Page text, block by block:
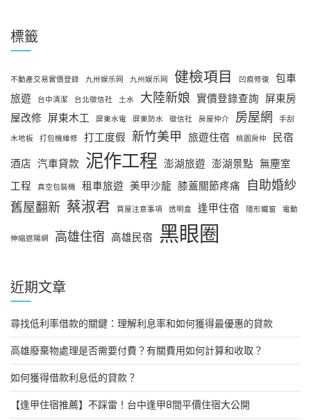
標籤
不動產交易實價登錄 九卅娱乐网 九州娱乐网 健檢項目 凹痕修復
包車
旅遊
台中清潔 台北徵信社 土水 大陸新娘 實價登錄查詢 屏東房
屋改修 屏東木工 屏東水電 屏東防水 徵信社 房屋仲介 房屋網
手刮
木地板
打包機維修 打工度假 新竹美甲 旅遊住宿 桃園房仲
民宿
酒店 汽車貸款 泥作工程 澎湖旅遊 澎湖景點 無塵室
工程
真空包裝機 租車旅遊 美甲沙龍 膝蓋關節疼痛
自助婚紗
舊屋翻新 蔡淑君 買屋注意事項 透明盒 逢甲住宿 隱形鐵窗 電動
伸縮遮陽網 高雄住宿 高雄民宿 黑眼圈
近期文章
尋找低利率借款的關鍵：理解利息率和如何獲得最優惠的貸款
高雄廢棄物處理是否需要付費？有關費用如何計算和收取？
如何獲得借款利息低的貸款？
【逢甲住宿推薦】不踩雷！台中逢甲8間平價住宿大公開